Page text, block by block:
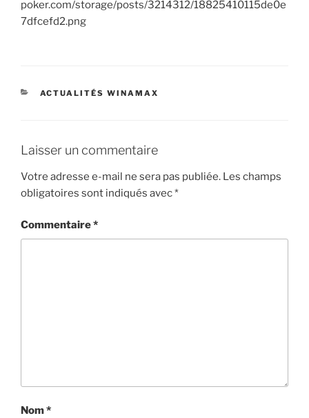
CATÉGORIES
ACTUALITÉS WINAMAX
Laisser un commentaire
Votre adresse e-mail ne sera pas publiée. Les champs
obligatoires sont indiqués avec*
Commentaire*
Nom*